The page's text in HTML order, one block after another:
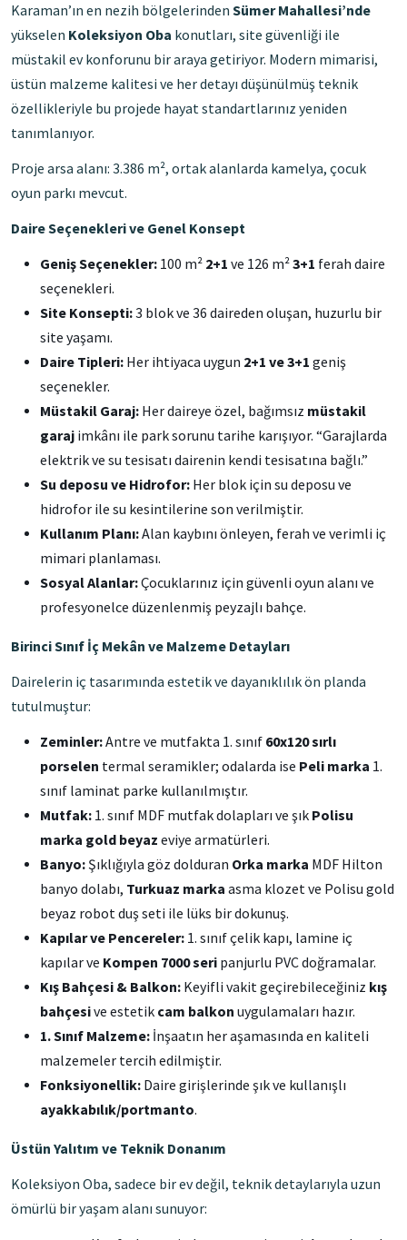
Karaman’ın en nezih bölgelerinden Sümer Mahallesi’nde
yükselen Koleksiyon Oba konutları, site güvenliği ile
müstakil ev konforunu bir araya getiriyor. Modern mimarisi,
üstün malzeme kalitesi ve her detayı düşünülmüş teknik
özellikleriyle bu projede hayat standartlarınız yeniden
tanımlanıyor.
Proje arsa alanı: 3.386 m², ortak alanlarda kamelya, çocuk
oyun parkı mevcut.
Daire Seçenekleri ve Genel Konsept
Geniş Seçenekler: 100 m² 2+1 ve 126 m²3+1 ferah daire
seçenekleri.
Site Konsepti:3 blok ve 36 daireden oluşan, huzurlu bir
site yaşamı.
Daire Tipleri: Her ihtiyaca uygun 2+1 ve 3+1 geniş
seçenekler.
Müstakil Garaj: Her daireye özel, bağımsız müstakil
garaj imkânı ile park sorunu tarihe karışıyor. “Garajlarda
elektrik ve su tesisatı dairenin kendi tesisatına bağlı.”
Su deposu ve Hidrofor: Her blok için su deposu ve
hidrofor ile su kesintilerine son verilmiştir.
Kullanım Planı:Alan kaybını önleyen, ferah ve verimli iç
mimari planlaması.
Sosyal Alanlar:Çocuklarınız için güvenli oyun alanı ve
profesyonelce düzenlenmiş peyzajlı bahçe.
Birinci Sınıf İç Mekân ve Malzeme Detayları
Dairelerin iç tasarımında estetik ve dayanıklılık ön planda
tutulmuştur:
Zeminler:Antre ve mutfakta 1. sınıf 60x120 sırlı
porselen termal seramikler; odalarda ise Peli marka 1.
sınıf laminat parke kullanılmıştır.
Mutfak: 1. sınıf MDF mutfak dolapları ve şık Polisu
marka gold beyaz eviye armatürleri.
Banyo:Şıklığıyla göz dolduran Orka marka MDF Hilton
banyo dolabı, Turkuaz marka asma klozet ve Polisu gold
beyaz robot duş seti ile lüks bir dokunuş.
Kapılar ve Pencereler: 1. sınıf çelik kapı, lamine iç
kapılar ve Kompen 7000 seri panjurlu PVC doğramalar.
Kış Bahçesi & Balkon: Keyifli vakit geçirebileceğiniz kış
bahçesive estetik cam balkon uygulamaları hazır.
1. Sınıf Malzeme: İnşaatın her aşamasında en kaliteli
malzemeler tercih edilmiştir.
Fonksiyonellik: Daire girişlerinde şık ve kullanışlı
ayakkabılık/portmanto.
Üstün Yalıtım ve Teknik Donanım
Koleksiyon Oba, sadece bir ev değil, teknik detaylarıyla uzun
ömürlü bir yaşam alanı sunuyor: